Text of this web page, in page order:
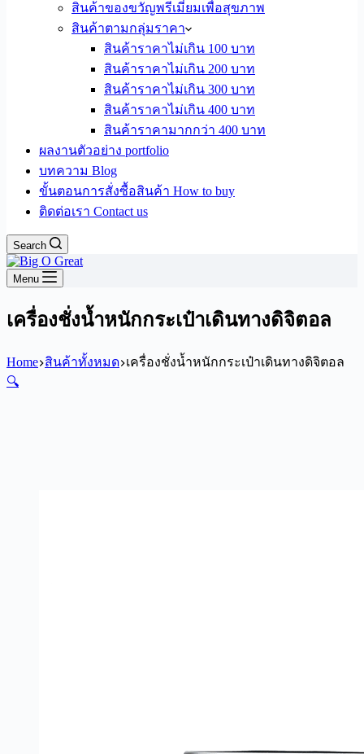
สินค้าของขวัญพรีเมี่ยมเพื่อสุขภาพ
สินค้าตามกลุ่มราคา
สินค้าราคาไม่เกิน 100 บาท
สินค้าราคาไม่เกิน 200 บาท
สินค้าราคาไม่เกิน 300 บาท
สินค้าราคาไม่เกิน 400 บาท
สินค้าราคามากกว่า 400 บาท
ผลงานตัวอย่าง portfolio
บทความ Blog
ขั้นตอนการสั่งซื้อสินค้า How to buy
ติดต่อเรา Contact us
Search
Menu
เครื่องชั่งน้ำหนักกระเป๋าเดินทางดิจิตอล
Home สินค้าทั้งหมด เครื่องชั่งน้ำหนักกระเป๋าเดินทางดิจิตอล
🔍